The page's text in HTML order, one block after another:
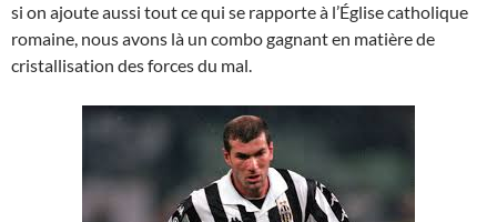
si on ajoute aussi tout ce qui se rapporte à l’Église catholique
romaine, nous avons là un combo gagnant en matière de
cristallisation des forces du mal.